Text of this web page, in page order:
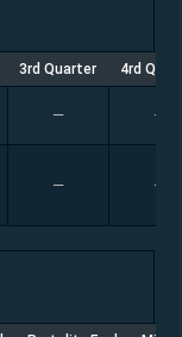
3rd Quarter 4rd
— —
— —